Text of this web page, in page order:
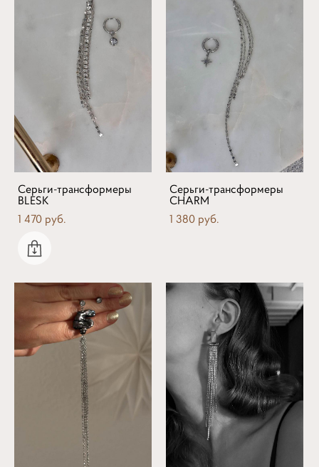
Серьги-трансформеры
BLESK
1 470 pуб.
Серьги-трансформеры
CHARM
1 380 pуб.